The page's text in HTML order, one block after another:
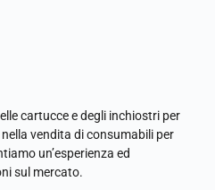
cartucce e degli inchiostri per
vendita di consumabili per
un’esperienza ed
sul mercato.